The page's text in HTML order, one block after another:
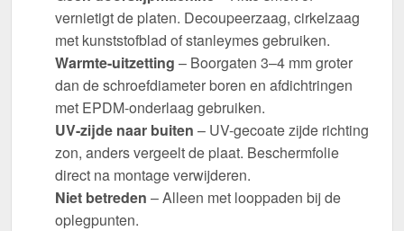
vernietigt de platen. Decoupeerzaag, cirkelzaag
met kunststofblad of stanleymes gebruiken.
Warmte-uitzetting – Boorgaten 3–4 mm groter
dan de schroefdiameter boren en afdichtringen
met EPDM-onderlaag gebruiken.
UV-zijde naar buiten – UV-gecoate zijde richting
zon, anders vergeelt de plaat. Beschermfolie
direct na montage verwijderen.
Niet betreden – Alleen met looppaden bij de
oplegpunten.